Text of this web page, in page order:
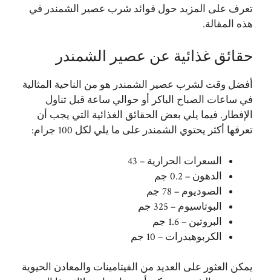
تعرف على المزيد حول فوائد شرب عصير الشمندر في
هذه المقالة.
حقائق غذائية عن عصير الشمندر
أفضل وقت لشرب عصير الشمندر هو من الناحية المثالية
في ساعات الصباح الباكر أو حوالي ساعة قبل تناول
الإفطار. فيما يلي بعض الحقائق الغذائية التي يجب أن
تعرفها أكثر يحتوي الشمندر على ما يلي لكل 100 جرام:
السعرات الحرارية – 43
الدهون – 0.2 جم
الصوديوم – 78 جم
البوتاسيوم – 325 جم
البروتين – 1.6 جم
الكربوهيدرات – 10 جم
يمكن العثور على العديد من الفيتامينات والمعادن الحيوية